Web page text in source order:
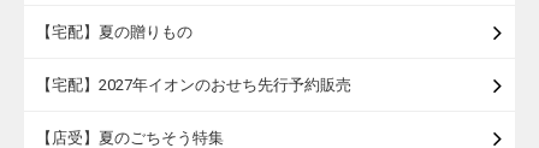
【宅配】夏の贈りもの
【宅配】2027年イオンのおせち先行予約販売
【店受】夏のごちそう特集